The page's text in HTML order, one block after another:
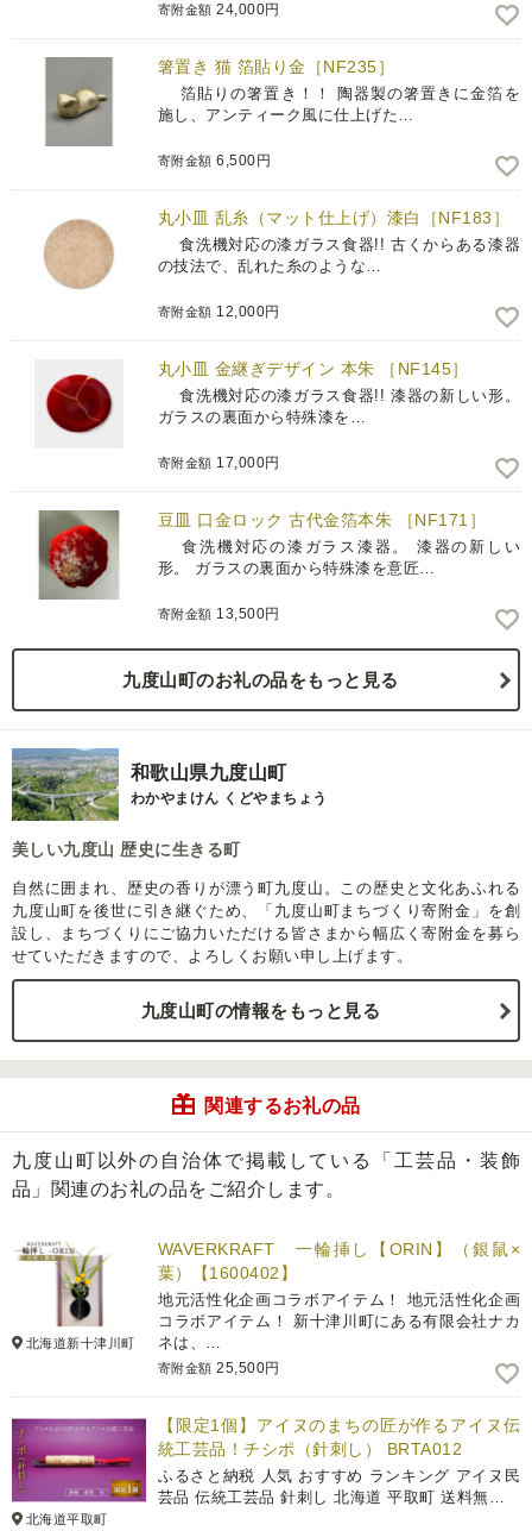
寄附金額 24,000円
箸置き 猫 箔貼り金［NF235］
箔貼りの箸置き！！ 陶器製の箸置きに金箔を
施し、アンティーク風に仕上げた…
寄附金額 6,500円
丸小皿 乱糸（マット仕上げ）漆白［NF183］
食洗機対応の漆ガラス食器!! 古くからある漆器
の技法で、乱れた糸のような…
寄附金額 12,000円
丸小皿 金継ぎデザイン 本朱 ［NF145］
食洗機対応の漆ガラス食器!! 漆器の新しい形。
ガラスの裏面から特殊漆を…
寄附金額 17,000円
豆皿 口金ロック 古代金箔本朱 ［NF171］
食洗機対応の漆ガラス漆器。 漆器の新しい
形。 ガラスの裏面から特殊漆を意匠…
寄附金額 13,500円
九度山町のお礼の品をもっと見る
和歌山県九度山町
わかやまけん くどやまちょう
美しい九度山 歴史に生きる町
自然に囲まれ、歴史の香りが漂う町九度山。この歴史と文化あふれる
九度山町を後世に引き継ぐため、「九度山町まちづくり寄附金」を創
設し、まちづくりにご協力いただける皆さまから幅広く寄附金を募ら
せていただきますので、よろしくお願い申し上げます。
九度山町の情報をもっと見る
関連するお礼の品
九度山町以外の自治体で掲載している「工芸品・装飾
品」関連のお礼の品をご紹介します。
北海道新十津川町
WAVERKRAFT 一輪挿し【ORIN】（銀鼠×
葉）【1600402】
地元活性化企画コラボアイテム！ 地元活性化企画
コラボアイテム！ 新十津川町にある有限会社ナカ
ネは、…
寄附金額 25,500円
北海道平取町
【限定1個】アイヌのまちの匠が作るアイヌ伝
統工芸品！チシポ（針刺し） BRTA012
ふるさと納税 人気 おすすめ ランキング アイヌ民
芸品 伝統工芸品 針刺し 北海道 平取町 送料無…